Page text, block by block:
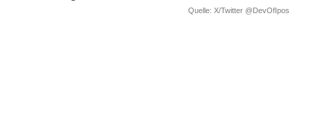
Quelle: X/Twitter @DevOfIpos